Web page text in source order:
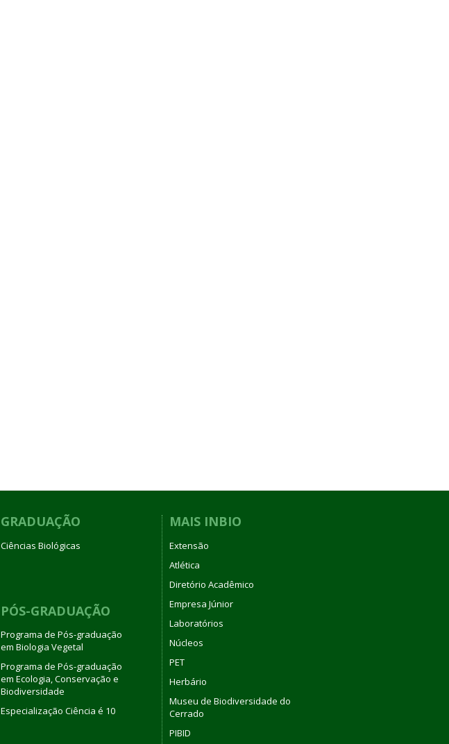
GRADUAÇÃO
Ciências Biológicas
PÓS-GRADUAÇÃO
Programa de Pós-graduação
em Biologia Vegetal
Programa de Pós-graduação
em Ecologia, Conservação e
Biodiversidade
Especialização Ciência é 10
MAIS INBIO
Extensão
Atlética
Diretório Acadêmico
Empresa Júnior
Laboratórios
Núcleos
PET
Herbário
Museu de Biodiversidade do
Cerrado
PIBID